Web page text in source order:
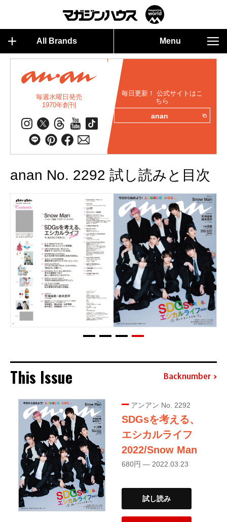
All Brands Menu
毎週水曜日発売
1970年創刊
毎日更新！ 公式サイトはこ
ちら
anan
anan No. 2292 試し読みと目次
This Issue Backnumber
アンアン No. 2292
SDGsを考える、
エシカルライフ
2022/Snow Man
680円 — 2022.03.23
試し読み